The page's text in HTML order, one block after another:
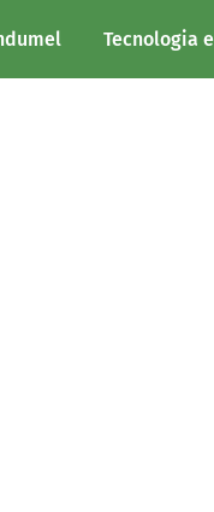
Tecnologia
± 0,8mm